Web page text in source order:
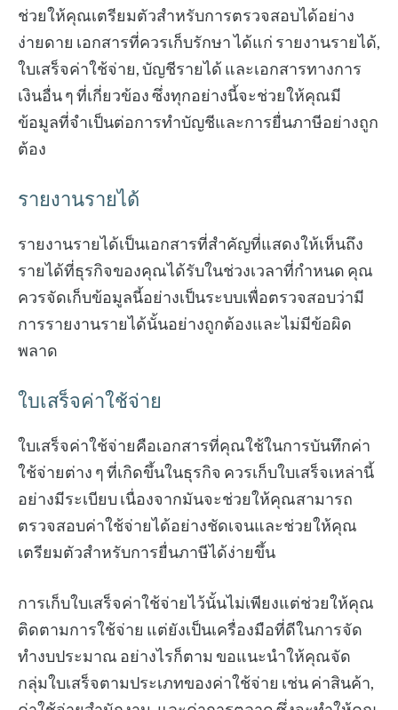
ช่วยให้คุณเตรียมตัวสำหรับการตรวจสอบได้อย่าง
ง่ายดาย เอกสารที่ควรเก็บรักษา ได้แก่ รายงานรายได้,
ใบเสร็จค่าใช้จ่าย, บัญชีรายได้ และเอกสารทางการ
เงินอื่น ๆ ที่เกี่ยวข้อง ซึ่งทุกอย่างนี้จะช่วยให้คุณมี
ข้อมูลที่จำเป็นต่อการทำบัญชีและการยื่นภาษีอย่างถูก
ต้อง
รายงานรายได้
รายงานรายได้เป็นเอกสารที่สำคัญที่แสดงให้เห็นถึง
รายได้ที่ธุรกิจของคุณได้รับในช่วงเวลาที่กำหนด คุณ
ควรจัดเก็บข้อมูลนี้อย่างเป็นระบบเพื่อตรวจสอบว่ามี
การรายงานรายได้นั้นอย่างถูกต้องและไม่มีข้อผิด
พลาด
ใบเสร็จค่าใช้จ่าย
ใบเสร็จค่าใช้จ่ายคือเอกสารที่คุณใช้ในการบันทึกค่า
ใช้จ่ายต่าง ๆ ที่เกิดขึ้นในธุรกิจ ควรเก็บใบเสร็จเหล่านี้
อย่างมีระเบียบ เนื่องจากมันจะช่วยให้คุณสามารถ
ตรวจสอบค่าใช้จ่ายได้อย่างชัดเจนและช่วยให้คุณ
เตรียมตัวสำหรับการยื่นภาษีได้ง่ายขึ้น
การเก็บใบเสร็จค่าใช้จ่ายไว้นั้นไม่เพียงแต่ช่วยให้คุณ
ติดตามการใช้จ่าย แต่ยังเป็นเครื่องมือที่ดีในการจัด
ทำงบประมาณ อย่างไรก็ตาม ขอแนะนำให้คุณจัด
กลุ่มใบเสร็จตามประเภทของค่าใช้จ่าย เช่น ค่าสินค้า,